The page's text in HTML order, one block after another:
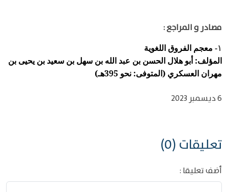
مصادر و المراجع :
١-
معجم الفروق اللغوية
المؤلف: أبو هلال الحسن بن عبد الله بن سهل بن سعيد بن يحيى بن
مهران العسكري (المتوفى: نحو 395هـ)
6 ديسمبر 2023
تعليقات (0)
أضف تعليقا :